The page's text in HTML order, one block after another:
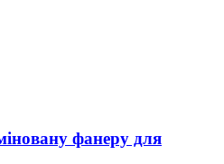
фанеру для